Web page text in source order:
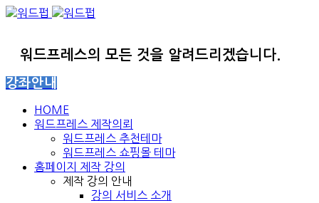
워드프레스의 모든 것을 알려드리겠습니다.
강좌안내
HOME
워드프레스 제작의뢰
워드프레스 추천테마
워드프레스 쇼핑몰 테마
홈페이지 제작 강의
제작 강의 안내
강의 서비스 소개